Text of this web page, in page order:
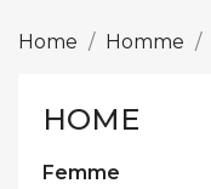
Home Homme
HOME
Femme